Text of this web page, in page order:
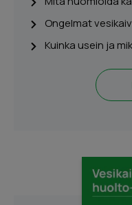
Ongelmat
Kuinka usein ja